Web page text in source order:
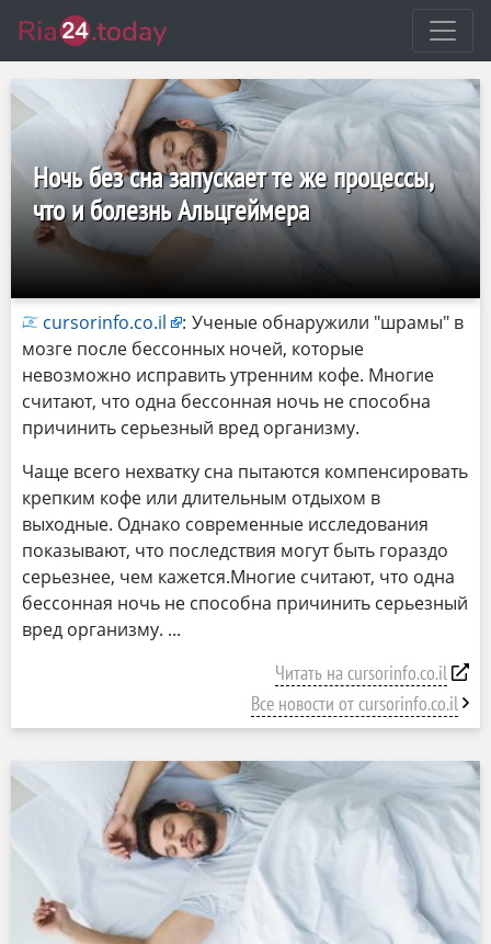
Ночь без сна запускает те же процессы,
что и болезнь Альцгеймера
cursorinfo.co.il : Ученые обнаружили "шрамы" в
мозге после бессонных ночей, которые
невозможно исправить утренним кофе. Многие
считают, что одна бессонная ночь не способна
причинить серьезный вред организму.
Чаще всего нехватку сна пытаются компенсировать
крепким кофе или длительным отдыхом в
выходные. Однако современные исследования
показывают, что последствия могут быть гораздо
серьезнее, чем кажется.Многие считают, что одна
бессонная ночь не способна причинить серьезный
вред организму.
Читать на cursorinfo.co.il
Все новости от cursorinfo.co.il